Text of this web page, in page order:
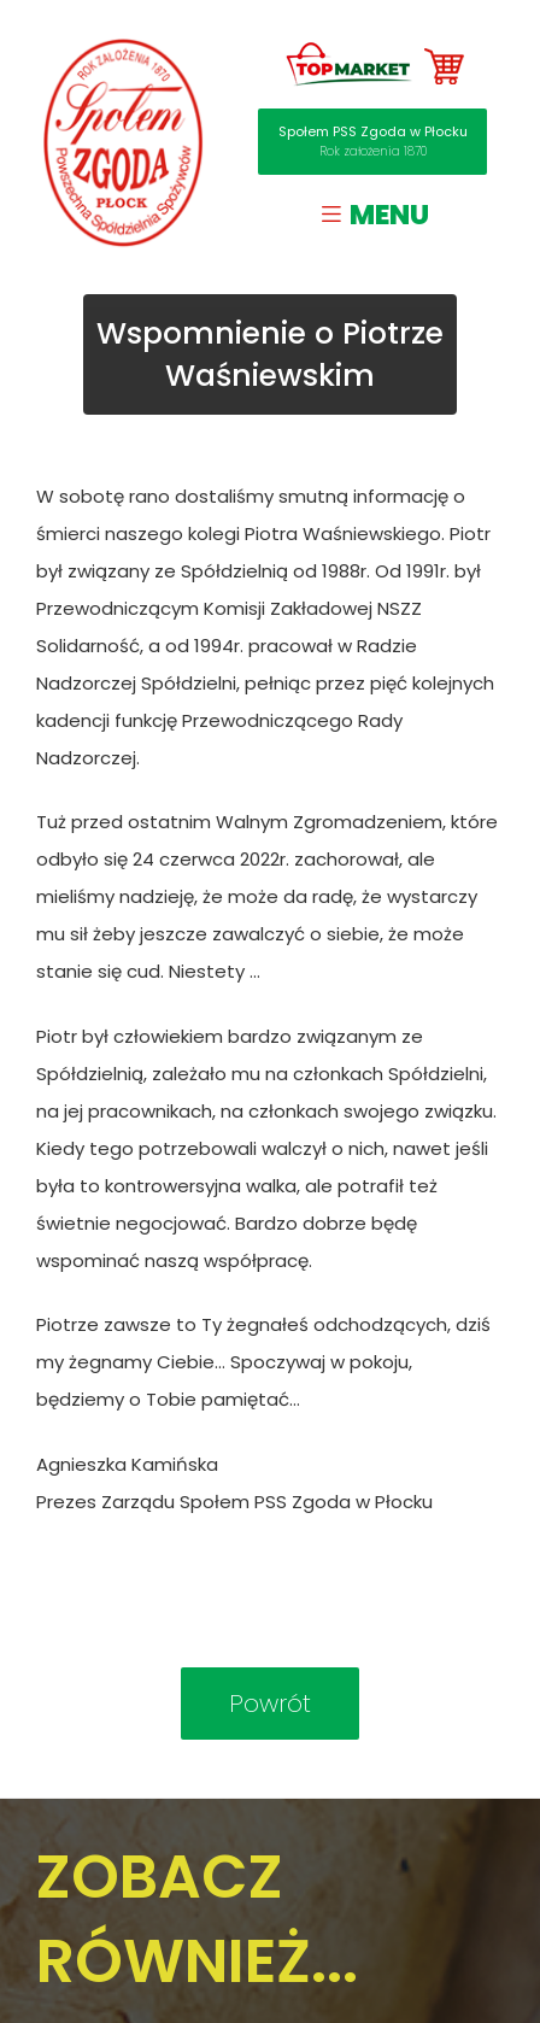
Społem PSS Zgoda w Płocku
Rok założenia 1870
MENU
Wspomnienie o Piotrze
Waśniewskim
W sobotę rano dostaliśmy smutną informację o
śmierci naszego kolegi Piotra Waśniewskiego. Piotr
był związany ze Spółdzielnią od 1988r. Od 1991r. był
Przewodniczącym Komisji Zakładowej NSZZ
Solidarność, a od 1994r. pracował w Radzie
Nadzorczej Spółdzielni, pełniąc przez pięć kolejnych
kadencji funkcję Przewodniczącego Rady
Nadzorczej.
Tuż przed ostatnim Walnym Zgromadzeniem, które
odbyło się 24 czerwca 2022r. zachorował, ale
mieliśmy nadzieję, że może da radę, że wystarczy
mu sił żeby jeszcze zawalczyć o siebie, że może
stanie się cud. Niestety …
Piotr był człowiekiem bardzo związanym ze
Spółdzielnią, zależało mu na członkach Spółdzielni,
na jej pracownikach, na członkach swojego związku.
Kiedy tego potrzebowali walczył o nich, nawet jeśli
była to kontrowersyjna walka, ale potrafił też
świetnie negocjować. Bardzo dobrze będę
wspominać naszą współpracę.
Piotrze zawsze to Ty żegnałeś odchodzących, dziś
my żegnamy Ciebie… Spoczywaj w pokoju,
będziemy o Tobie pamiętać…
Agnieszka Kamińska
Prezes Zarządu Społem PSS Zgoda w Płocku
ZOBACZ
RÓWNIEŻ...